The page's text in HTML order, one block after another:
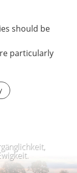
should be
particularly